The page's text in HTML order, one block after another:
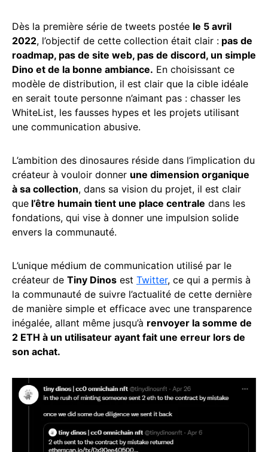
Dès la première série de tweets postée le 5 avril
2022, l’objectif de cette collection était clair : pas de
roadmap, pas de site web, pas de discord, un simple
Dino et de la bonne ambiance. En choisissant ce
modèle de distribution, il est clair que la cible idéale
en serait toute personne n’aimant pas : chasser les
WhiteList, les fausses hypes et les projets utilisant
une communication abusive.
L’ambition des dinosaures réside dans l’implication du
créateur à vouloir donner une dimension organique
à sa collection, dans sa vision du projet, il est clair
que l’être humain tient une place centrale dans les
fondations, qui vise à donner une impulsion solide
envers la communauté.
L’unique médium de communication utilisé par le
créateur de Tiny Dinos est Twitter, ce qui a permis à
la communauté de suivre l’actualité de cette dernière
de manière simple et efficace avec une transparence
inégalée, allant même jusqu’à renvoyer la somme de
2 ETH à un utilisateur ayant fait une erreur lors de
son achat.